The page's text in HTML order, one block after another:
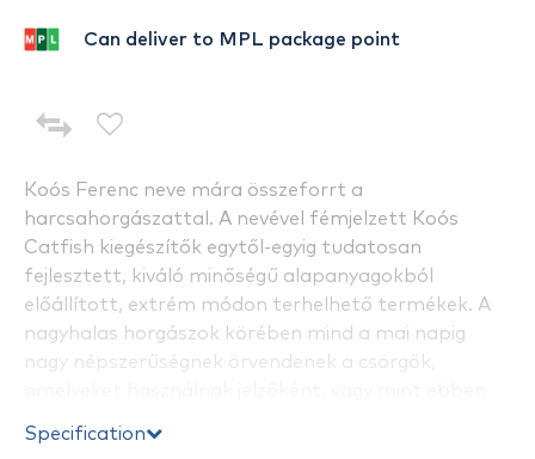
Koós Ferenc neve mára összeforrt a
harcsahorgászattal. A nevével fémjelzett Koós
Catfish kiegészítők egytől-egyig tudatosan
fejlesztett, kiváló minőségű alapanyagokból
előállított, extrém módon terhelhető termékek. A
nagyhalas horgászok körében mind a mai napig
nagy népszerűségnek örvendenek a csörgők,
a horog mellet a csalival kombinálva folyamatos
Specification
Can deliver to MPL package point